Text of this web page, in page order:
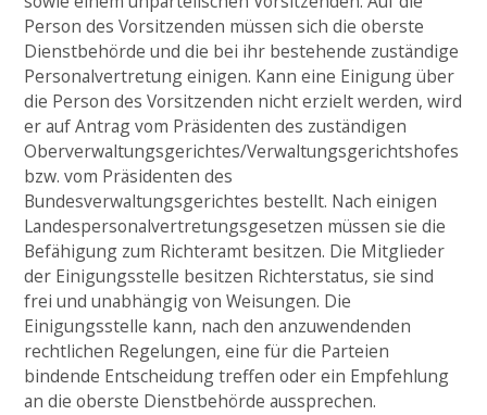
Person des Vorsitzenden müssen sich die oberste
Dienstbehörde und die bei ihr bestehende zuständige
Personalvertretung einigen. Kann eine Einigung über
die Person des Vorsitzenden nicht erzielt werden, wird
er auf Antrag vom Präsidenten des zuständigen
Oberverwaltungsgerichtes/Verwaltungsgerichtshofes
bzw. vom Präsidenten des
Bundesverwaltungsgerichtes bestellt. Nach einigen
Landespersonalvertretungsgesetzen müssen sie die
Befähigung zum Richteramt besitzen. Die Mitglieder
der Einigungsstelle besitzen Richterstatus, sie sind
frei und unabhängig von Weisungen. Die
Einigungsstelle kann, nach den anzuwendenden
rechtlichen Regelungen, eine für die Parteien
bindende Entscheidung treffen oder ein Empfehlung
an die oberste Dienstbehörde aussprechen.